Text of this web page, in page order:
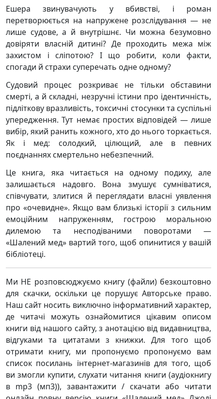
Ешера звинувачують у вбивстві, і роман
перетворюється на напружене розслідування — не
лише судове, а й внутрішнє. Чи можна безумовно
довіряти власній дитині? Де проходить межа між
захистом і сліпотою? І що робити, коли факти,
спогади й страхи суперечать одне одному?
Судовий процес розкриває не тільки обставини
смерті, а й складні, незручні істини про ідентичність,
підліткову вразливість, токсичні стосунки та суспільні
упередження. Тут немає простих відповідей — лише
вибір, який ранить кожного, хто до нього торкається.
Як і мед: солодкий, цілющий, але в певних
поєднаннях смертельно небезпечний.
Це книга, яка читається на одному подиху, але
залишається надовго. Вона змушує сумніватися,
співчувати, злитися й переглядати власні уявлення
про «очевидне». Якщо вам близькі історії з сильним
емоційним напруженням, гострою моральною
дилемою та несподіваними поворотами —
«Шалений мед» вартий того, щоб опинитися у вашій
бібліотеці.
Ми НЕ розповсюджуємо книгу (файли) безкоштовно
для скачки, оскільки це порушує Авторське право.
Наш сайт носить виключно інформативний характер,
де читачі можуть ознайомитися цікавим описом
книги від нашого сайту, з анотацією від видавництва,
відгуками та цитатами з книжки. Для того щоб
отримати книгу, ми пропонуємо пропонуємо вам
список посилань інтернет-магазинів для того, щоб
ви змогли купити, слухати читання книги (аудіокнигу
в mp3 (мп3)), завантажити / скачати або читати